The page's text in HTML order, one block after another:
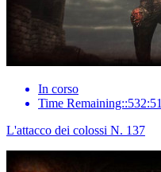
In corso
Time Remaining::532:51
L'attacco dei colossi N. 137